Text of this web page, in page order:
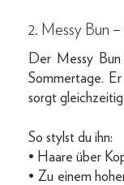
2. Messy Bun
Der Messy
Sommertage.
sorgt
So stylst du ihn:
• Haare über
• Zu einem